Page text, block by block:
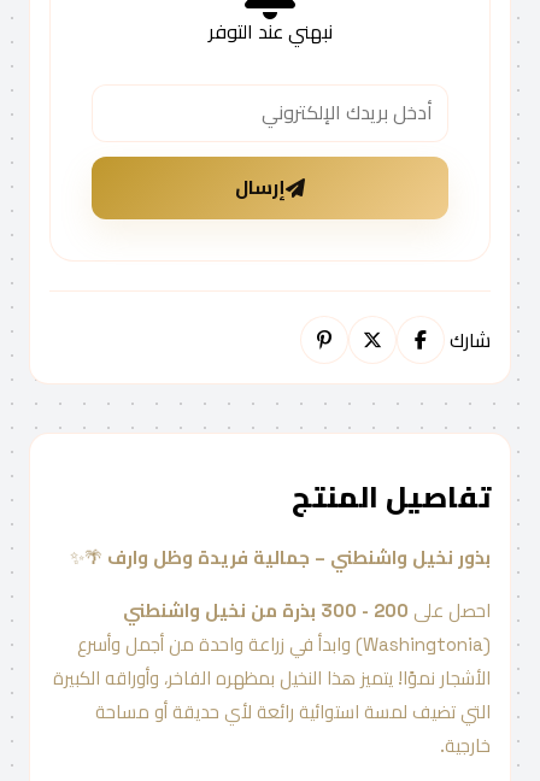
نبهني عند التوفر
إرسال
شارك
تفاصيل المنتج
بذور نخيل واشنطني – جمالية فريدة وظل وارف 🌴✨
احصل على 200 - 300 بذرة من نخيل واشنطني
(Washingtonia) وابدأ في زراعة واحدة من أجمل وأسرع
الأشجار نموًا! يتميز هذا النخيل بمظهره الفاخر، وأوراقه الكبيرة
التي تضيف لمسة استوائية رائعة لأي حديقة أو مساحة
خارجية.